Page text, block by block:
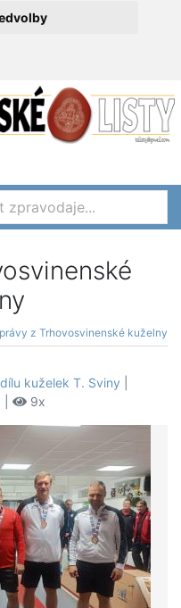
z Trhovosvinenské kuželny
kuželek T. Sviny
9x